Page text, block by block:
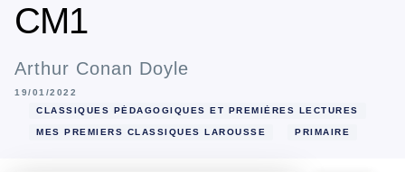
CM1
Arthur Conan Doyle
19/01/2022
CLASSIQUES PÉDAGOGIQUES ET PREMIÈRES LECTURES
MES PREMIERS CLASSIQUES LAROUSSE PRIMAIRE